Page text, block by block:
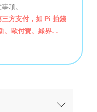
項。
三方支付，如 Pi 拍錢
、歐付寶、綠界…